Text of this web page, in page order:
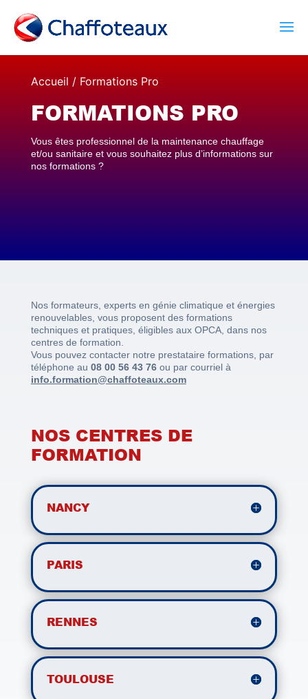
Accueil / Formations Pro
FORMATIONS PRO
Vous êtes professionnel de la maintenance chauffage
et/ou sanitaire et vous souhaitez plus d’informations sur
nos formations ?
Nos formateurs, experts en génie climatique et énergies
renouvelables, vous proposent des formations
techniques et pratiques, éligibles aux OPCA, dans nos
centres de formation.
Vous pouvez contacter notre prestataire formations, par
téléphone au 08 00 56 43 76ou par courriel à
info.formation@chaffoteaux.com
NOS CENTRES DE
FORMATION
NANCY
PARIS
RENNES
TOULOUSE